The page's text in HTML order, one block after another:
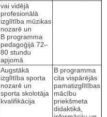
vai vidējā
profesionālā
izglītība mūzikas
nozarē un
B programma
pedagoģijā 72–
80 stundu
apjomā
Augstākā
izglītība sporta
nozarē un
sporta skolotāja
kvalifikācija
B programma
cita vispārējās
pamatizglītības
mācību
priekšmeta
didaktikā,